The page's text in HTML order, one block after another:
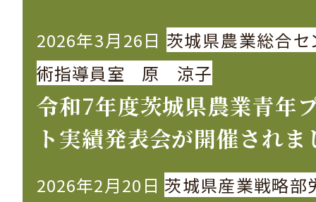
2026年3月26日 茨城県農業総合セ
術指導員室 原 涼子
令和7年度茨城県農業青年
ト実績発表会が開催されま
2026年2月20日 茨城県産業戦略部